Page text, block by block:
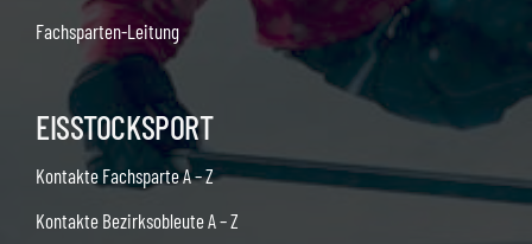
Fachsparten-Leitung
EISSTOCKSPORT
Kontakte Fachsparte A – Z
Kontakte Bezirksobleute A – Z